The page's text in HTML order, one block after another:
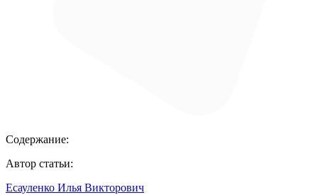
Содержание:
Автор статьи:
Есауленко Илья Викторович